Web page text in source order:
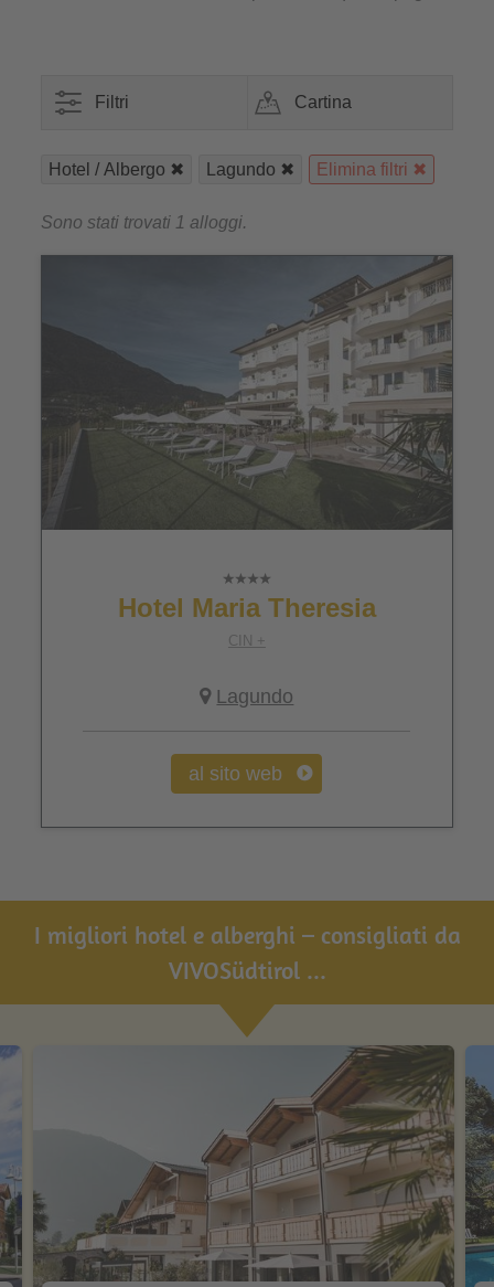
Filtri Cartina
Hotel / Albergo Lagundo Elimina filtri
Sono stati trovati 1 alloggi.
Hotel Maria Theresia
CIN +
Lagundo
al sito web
I migliori hotel e alberghi – consigliati da
VIVOSüdtirol ...